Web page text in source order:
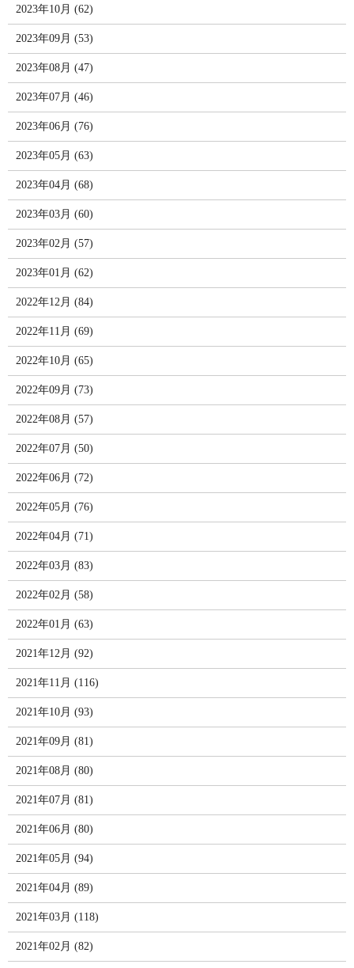
2023年10月 (62)
2023年09月 (53)
2023年08月 (47)
2023年07月 (46)
2023年06月 (76)
2023年05月 (63)
2023年04月 (68)
2023年03月 (60)
2023年02月 (57)
2023年01月 (62)
2022年12月 (84)
2022年11月 (69)
2022年10月 (65)
2022年09月 (73)
2022年08月 (57)
2022年07月 (50)
2022年06月 (72)
2022年05月 (76)
2022年04月 (71)
2022年03月 (83)
2022年02月 (58)
2022年01月 (63)
2021年12月 (92)
2021年11月 (116)
2021年10月 (93)
2021年09月 (81)
2021年08月 (80)
2021年07月 (81)
2021年06月 (80)
2021年05月 (94)
2021年04月 (89)
2021年03月 (118)
2021年02月 (82)